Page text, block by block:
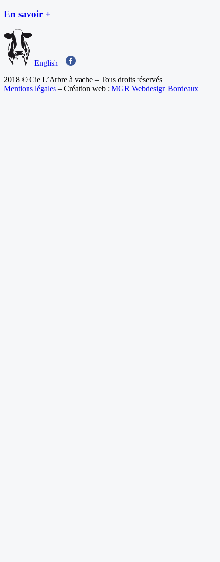
En savoir +
English
2018 © Cie L’Arbre à vache – Tous droits réservés
Mentions légales – Création web : MGR Webdesign Bordeaux